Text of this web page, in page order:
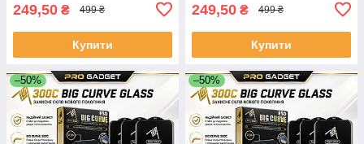
249,50 ₴ 499 ₴
Купити
249,50 ₴ 499 ₴
Купити
–50% –50%